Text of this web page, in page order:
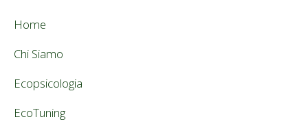
Home
Chi Siamo
Ecopsicologia
EcoTuning